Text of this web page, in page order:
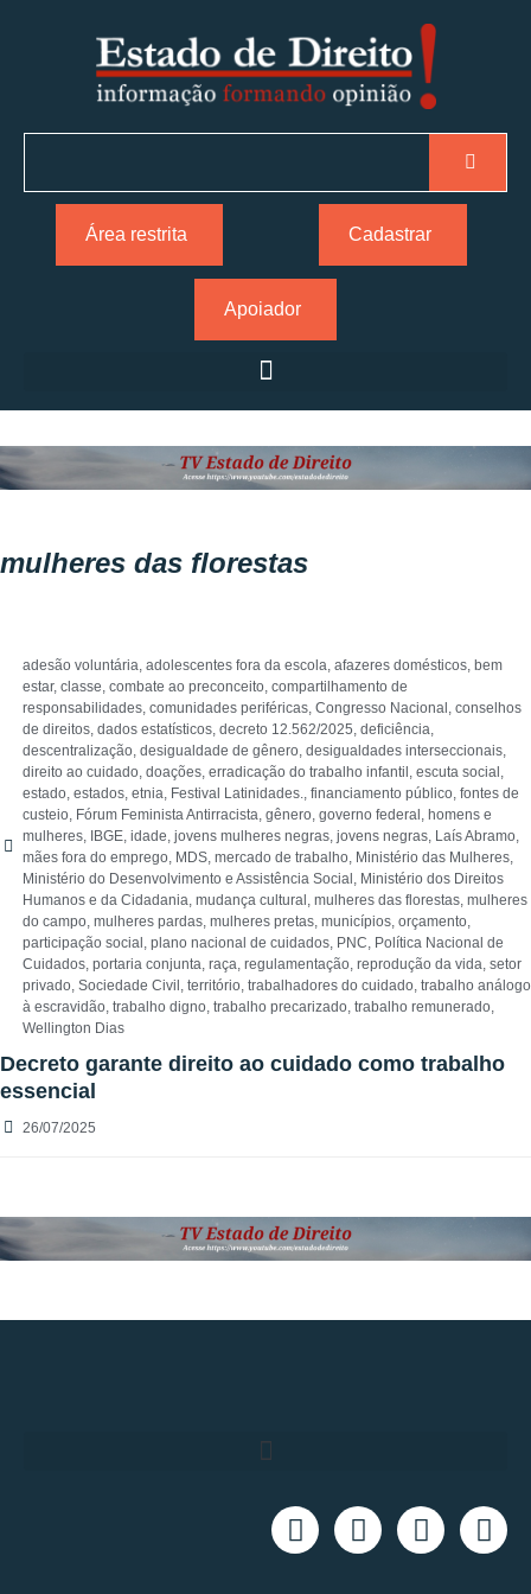
Área restrita Cadastrar
Apoiador
mulheres das florestas
adesão voluntária, adolescentes fora da escola, afazeres domésticos, bem
estar, classe, combate ao preconceito, compartilhamento de
responsabilidades, comunidades periféricas, Congresso Nacional , conselhos
de direitos, dados estatísticos, decreto 12.562/2025, deficiência,
descentralização, desigualdade de gênero, desigualdades interseccionais,
direito ao cuidado, doações, erradicação do trabalho infantil , escuta social ,
estado, estados, etnia, Festival Latinidades., financiamento público, fontes de
custeio, Fórum Feminista Antirracista, gênero, governo federal , homens e
mulheres, IBGE, idade, jovens mulheres negras, jovens negras, Laís Abramo,
mães fora do emprego, MDS, mercado de trabalho, Ministério das Mulheres,
Ministério do Desenvolvimento e Assistência Social , Ministério dos Direitos
Humanos e da Cidadania, mudança cultural , mulheres das florestas, mulheres
do campo, mulheres pardas, mulheres pretas, municípios, orçamento,
participação social , plano nacional de cuidados, PNC, Política Nacional de
Cuidados, portaria conjunta, raça, regulamentação, reprodução da vida, setor
privado, Sociedade Civil , território, trabalhadores do cuidado, trabalho análogo
à escravidão, trabalho digno, trabalho precarizado, trabalho remunerado,
Wellington Dias
Decreto garante direito ao cuidado como trabalho
essencial
26/07/2025